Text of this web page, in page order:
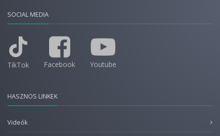
SOCIAL MEDIA
TikTok Facebook Youtube
HASZNOS LINKEK
Videók